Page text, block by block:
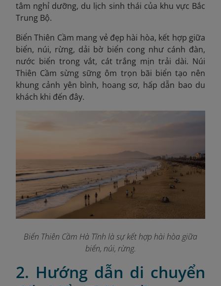
tâm nghỉ dưỡng, du lịch sinh thái của khu vực Bắc
Trung Bộ.
Biển Thiên Cầm mang vẻ đẹp hài hòa, kết hợp giữa
biển, núi, rừng, dải bờ biển cong như cánh đàn,
nước biển trong vắt, cát trắng mịn trải dài. Núi
Thiên Cầm sừng sững ôm trọn bãi biển tạo nên
khung cảnh yên bình, hoang sơ, hấp dẫn bao du
khách khi đến đây.
Biển Thiên Cầm Hà Tĩnh là sự kết hợp hài hòa giữa
biển, núi, rừng.
2. Hướng dẫn di chuyển